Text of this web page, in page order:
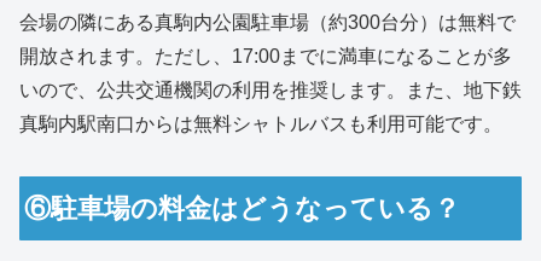
会場の隣にある真駒内公園駐車場（約300台分）は無料で
開放されます。ただし、17:00までに満車になることが多
いので、公共交通機関の利用を推奨します。また、地下鉄
真駒内駅南口からは無料シャトルバスも利用可能です。
⑥駐車場の料金はどうなっている？